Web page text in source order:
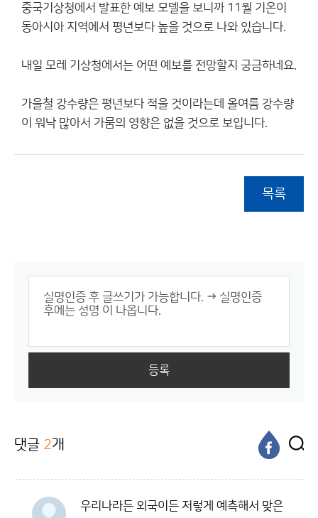
중국기상청에서 발표한 예보 모델을 보니까 11월 기온이
동아시아 지역에서 평년보다 높을 것으로 나와 있습니다.
내일 모레 기상청에서는 어떤 예보를 전망할지 궁금하네요.
가을철 강수량은 평년보다 적을 것이라는데 올여름 강수량
이 워낙 많아서 가뭄의 영향은 없을 것으로 보입니다.
목록
등록
댓글 2개
우리나라든 외국이든 저렇게 예측해서 맞은